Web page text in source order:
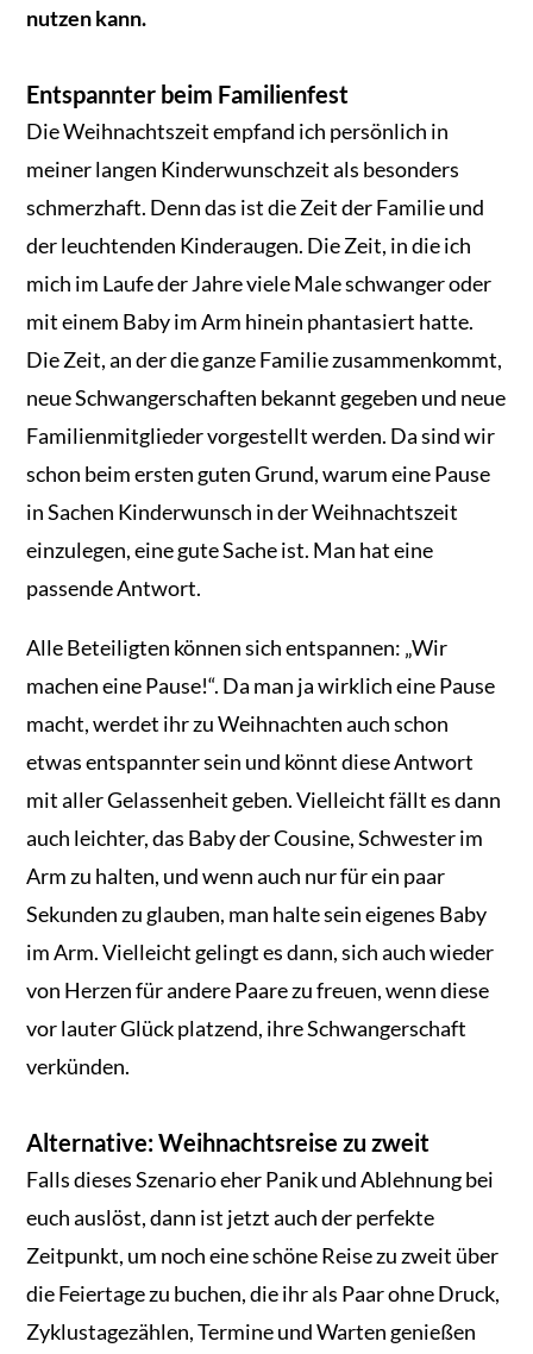
nutzen kann.
Entspannter beim Familienfest
Die Weihnachtszeit empfand ich persönlich in
meiner langen Kinderwunschzeit als besonders
schmerzhaft. Denn das ist die Zeit der Familie und
der leuchtenden Kinderaugen. Die Zeit, in die ich
mich im Laufe der Jahre viele Male schwanger oder
mit einem Baby im Arm hinein phantasiert hatte.
Die Zeit, an der die ganze Familie zusammenkommt,
neue Schwangerschaften bekannt gegeben und neue
Familienmitglieder vorgestellt werden. Da sind wir
schon beim ersten guten Grund, warum eine Pause
in Sachen Kinderwunsch in der Weihnachtszeit
einzulegen, eine gute Sache ist. Man hat eine
passende Antwort.
Alle Beteiligten können sich entspannen: „Wir
machen eine Pause!“. Da man ja wirklich eine Pause
macht, werdet ihr zu Weihnachten auch schon
etwas entspannter sein und könnt diese Antwort
mit aller Gelassenheit geben. Vielleicht fällt es dann
auch leichter, das Baby der Cousine, Schwester im
Arm zu halten, und wenn auch nur für ein paar
Sekunden zu glauben, man halte sein eigenes Baby
im Arm. Vielleicht gelingt es dann, sich auch wieder
von Herzen für andere Paare zu freuen, wenn diese
vor lauter Glück platzend, ihre Schwangerschaft
verkünden.
Alternative: Weihnachtsreise zu zweit
Falls dieses Szenario eher Panik und Ablehnung bei
euch auslöst, dann ist jetzt auch der perfekte
Zeitpunkt, um noch eine schöne Reise zu zweit über
die Feiertage zu buchen, die ihr als Paar ohne Druck,
Zyklustagezählen, Termine und Warten genießen